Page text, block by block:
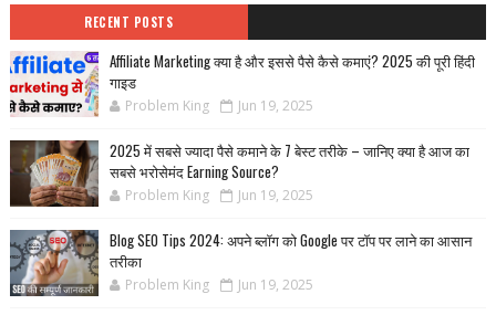
RECENT POSTS
Affiliate Marketing क्या है और इससे पैसे कैसे कमाएं? 2025 की पूरी हिंदी
गाइड
Problem King Jun 19, 2025
2025 में सबसे ज्यादा पैसे कमाने के 7 बेस्ट तरीके – जानिए क्या है आज का
सबसे भरोसेमंद Earning Source?
Problem King Jun 19, 2025
Blog SEO Tips 2024: अपने ब्लॉग को Google पर टॉप पर लाने का आसान
तरीका
Problem King Jun 19, 2025